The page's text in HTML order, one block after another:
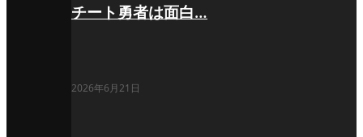
チート勇者は面白…
2026年6月21日